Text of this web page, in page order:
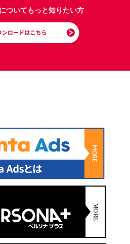
ついてもっと知りたい方